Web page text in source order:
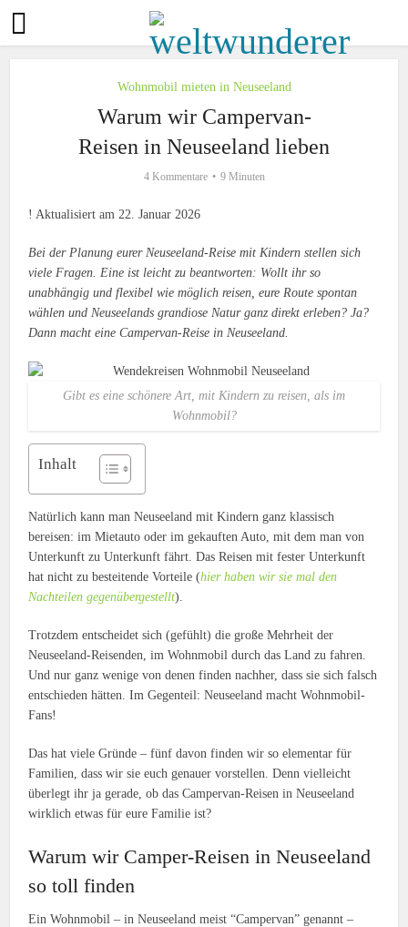
Wohnmobil mieten in Neuseeland
Warum wir Campervan-
Reisen in Neuseeland lieben
4 Kommentare 9 Minuten
! Aktualisiert am 22. Januar 2026
Bei der Planung eurer Neuseeland-Reise mit Kindern stellen sich
viele Fragen. Eine ist leicht zu beantworten: Wollt ihr so
unabhängig und flexibel wie möglich reisen, eure Route spontan
wählen und Neuseelands grandiose Natur ganz direkt erleben? Ja?
Dann macht eine Campervan-Reise in Neuseeland.
Gibt es eine schönere Art, mit Kindern zu reisen, als im
Wohnmobil?
Inhalt
Natürlich kann man Neuseeland mit Kindern ganz klassisch
bereisen: im Mietauto oder im gekauften Auto, mit dem man von
Unterkunft zu Unterkunft fährt. Das Reisen mit fester Unterkunft
hat nicht zu besteitende Vorteile (hier haben wir sie mal den
Nachteilen gegenübergestellt).
Trotzdem entscheidet sich (gefühlt) die große Mehrheit der
Neuseeland-Reisenden, im Wohnmobil durch das Land zu fahren.
Und nur ganz wenige von denen finden nachher, dass sie sich falsch
entschieden hätten. Im Gegenteil: Neuseeland macht Wohnmobil-
Fans!
Das hat viele Gründe – fünf davon finden wir so elementar für
Familien, dass wir sie euch genauer vorstellen. Denn vielleicht
überlegt ihr ja gerade, ob das Campervan-Reisen in Neuseeland
wirklich etwas für eure Familie ist?
Warum wir Camper-Reisen in Neuseeland
so toll finden
Ein Wohnmobil – in Neuseeland meist “Campervan” genannt –